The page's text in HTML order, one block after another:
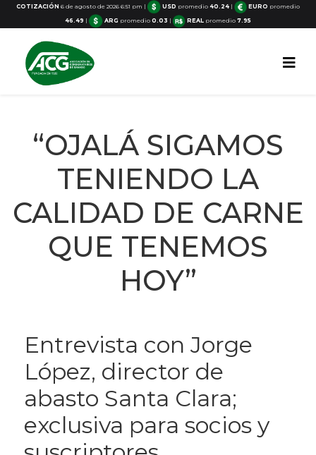
COTIZACIÓN 6 de agosto de 2026 6:51 pm | USD promedio40.24 | EURO promedio
46.49 | ARG promedio 0.03 | REALpromedio 7.95
“OJALÁ SIGAMOS
TENIENDO LA
CALIDAD DE CARNE
QUE TENEMOS
HOY”
Entrevista con Jorge
López, director de
abasto Santa Clara;
exclusiva para socios y